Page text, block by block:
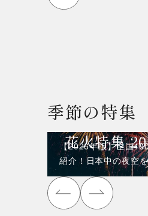
季節の特集
花火特集
【2026年版】全国
紹介！日本中の夜空